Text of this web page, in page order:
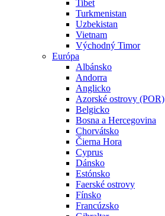
Tibet
Turkmenistan
Uzbekistan
Vietnam
Východný Timor
Európa
Albánsko
Andorra
Anglicko
Azorské ostrovy (POR)
Belgicko
Bosna a Hercegovina
Chorvátsko
Čierna Hora
Cyprus
Dánsko
Estónsko
Faerské ostrovy
Fínsko
Francúzsko